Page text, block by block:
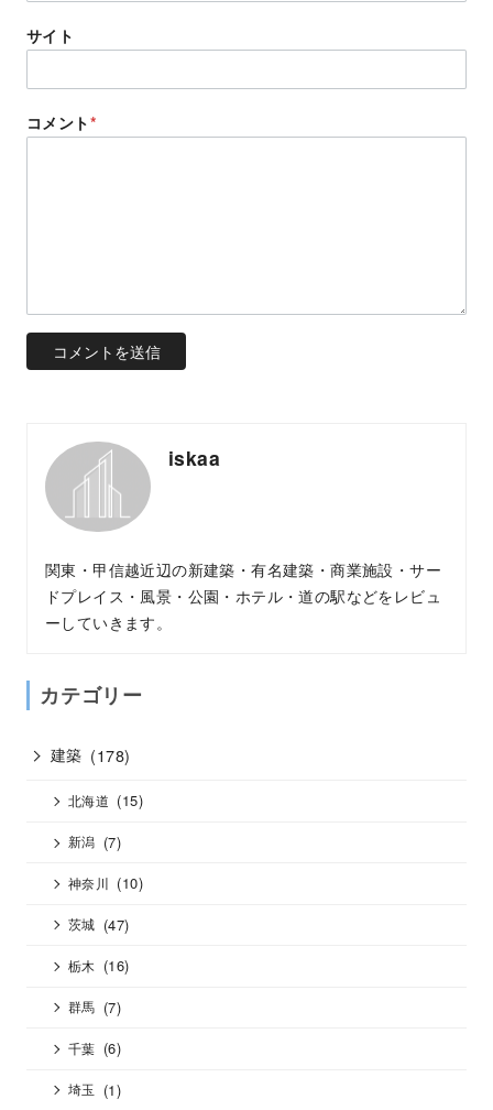
サイト
コメント*
iskaa
関東・甲信越近辺の新建築・有名建築・商業施設・サー
ドプレイス・風景・公園・ホテル・道の駅などをレビュ
ーしていきます。
カテゴリー
建築 (178)
北海道 (15)
新潟 (7)
神奈川 (10)
茨城 (47)
栃木 (16)
群馬 (7)
千葉 (6)
埼玉 (1)